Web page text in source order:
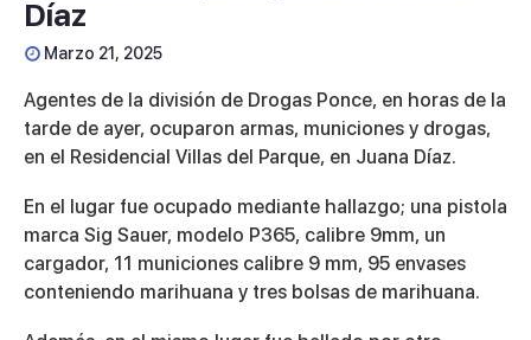
Díaz
Marzo 21, 2025
Agentes de la división de Drogas Ponce, en horas de la
tarde de ayer, ocuparon armas, municiones y drogas,
en el Residencial Villas del Parque, en Juana Díaz.
En el lugar fue ocupado mediante hallazgo; una pistola
marca Sig Sauer, modelo P365, calibre 9mm, un
cargador, 11 municiones calibre 9 mm, 95 envases
conteniendo marihuana y tres bolsas de marihuana.